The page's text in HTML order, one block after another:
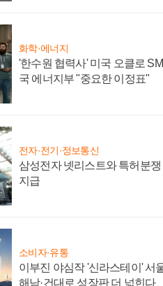
화학·에너지
'한수원 협력사' 미국 오클로
국 에너지부 "중요한 이정표"
전자·전기·정보통신
삼성전자 넷리스트와 특허분쟁
지급
소비자·유통
이부진 야심작 '신라스테이' 서
해남·건대로 성장판 더 넓힌다